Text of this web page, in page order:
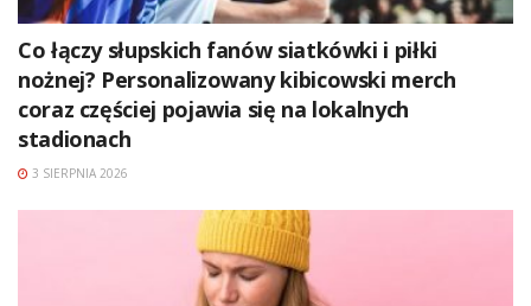
Co łączy słupskich fanów siatkówki i piłki
nożnej? Personalizowany kibicowski merch
coraz częściej pojawia się na lokalnych
stadionach
3 SIERPNIA 2026